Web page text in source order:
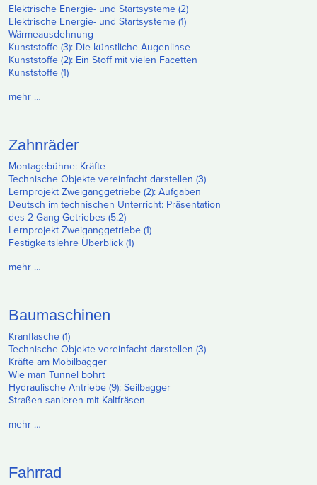
Elektrische Energie- und Startsysteme (2)
Elektrische Energie- und Startsysteme (1)
Wärmeausdehnung
Kunststoffe (3): Die künstliche Augenlinse
Kunststoffe (2): Ein Stoff mit vielen Facetten
Kunststoffe (1)
mehr …
Zahnräder
Montagebühne: Kräfte
Technische Objekte vereinfacht darstellen (3)
Lernprojekt Zweiganggetriebe (2): Aufgaben
Deutsch im technischen Unterricht: Präsentation
des 2-Gang-Getriebes (5.2)
Lernprojekt Zweiganggetriebe (1)
Festigkeitslehre Überblick (1)
mehr …
Baumaschinen
Kranflasche (1)
Technische Objekte vereinfacht darstellen (3)
Kräfte am Mobilbagger
Wie man Tunnel bohrt
Hydraulische Antriebe (9): Seilbagger
Straßen sanieren mit Kaltfräsen
mehr …
Fahrrad